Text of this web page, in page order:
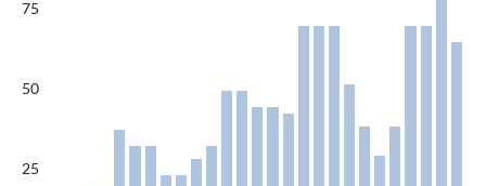
75
50
25